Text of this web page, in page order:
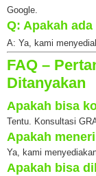
Google.
Q: Apakah
A: Ya, kami
FAQ –
Ditanyakan
Apakah bisa
Tentu. Konsultasi
Apakah
Ya, kami
Apakah bisa